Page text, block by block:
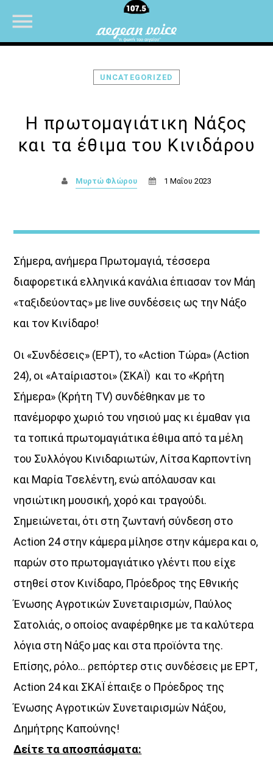
UPCOMING SHOWS
ΜΟΥΣΙΚΗ
14:00
Μια Θάλασσα Τραγούδια
14:00
16:00
16:00
18:00
18:00
20:00
UNCATEGORIZED
Η πρωτομαγιάτικη Νάξος
και τα έθιμα του Κινιδάρου
Μυρτώ Φλώρου 1 Μαΐου 2023
Σήμερα, ανήμερα Πρωτομαγιά, τέσσερα
διαφορετικά ελληνικά κανάλια έπιασαν τον Μάη
«ταξιδεύοντας» με live συνδέσεις ως την Νάξο
και τον Κινίδαρο!
Οι «Συνδέσεις» (ΕΡΤ), το «Action Τώρα» (Action
24), οι «Αταίριαστοι» (ΣΚΑΪ) και το «Κρήτη
Σήμερα» (Κρήτη TV) συνδέθηκαν με το
πανέμορφο χωριό του νησιού μας κι έμαθαν για
τα τοπικά πρωτομαγιάτικα έθιμα από τα μέλη
του Συλλόγου Κινιδαριωτών, Λίτσα Καρποντίνη
και Μαρία Τσελέντη, ενώ απόλαυσαν και
νησιώτικη μουσική, χορό και τραγούδι.
Σημειώνεται, ότι στη ζωντανή σύνδεση στο
Action 24 στην κάμερα μίλησε στην κάμερα και ο,
παρών στο πρωτομαγιάτικο γλέντι που είχε
στηθεί στον Κινίδαρο, Πρόεδρος της Εθνικής
Ένωσης Αγροτικών Συνεταιρισμών, Παύλος
Σατολιάς, ο οποίος αναφέρθηκε με τα καλύτερα
λόγια στη Νάξο μας και στα προϊόντα της.
Επίσης, ρόλο… ρεπόρτερ στις συνδέσεις με ΕΡΤ,
Action 24 και ΣΚΑΪ έπαιξε ο Πρόεδρος της
Ένωσης Αγροτικών Συνεταιρισμών Νάξου,
Δημήτρης Καπούνης!
Δείτε τα αποσπάσματα: